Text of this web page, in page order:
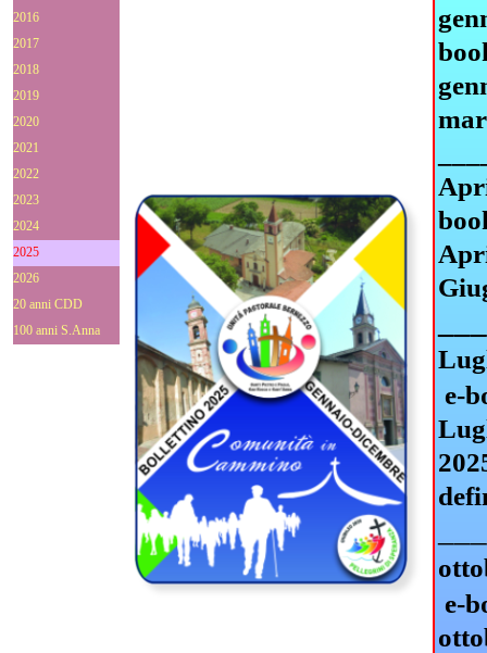
2016
2017
2018
2019
2020
2021
2022
2023
2024
2025
2026
20 anni CDD
100 anni S.Anna
e-
e-